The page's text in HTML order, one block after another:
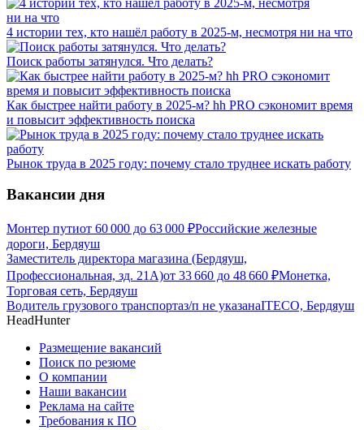
4 истории тех, кто нашёл работу в 2025-м, несмотря ни на что
Поиск работы затянулся. Что делать?
Как быстрее найти работу в 2025-м? hh PRO сэкономит время
и повысит эффективность поиска
Рынок труда в 2025 году: почему стало труднее искать работу
Вакансии дня
Монтер путиот 60 000 до 63 000 ₽Российские железные
дороги, Бердяуш
Заместитель директора магазина (Бердяуш,
Профессиональная, зд. 21А)от 33 660 до 48 660 ₽Монетка,
Торговая сеть, Бердяуш
Водитель грузового транспортаз/п не указанаITECO, Бердяуш
HeadHunter
Размещение вакансий
Поиск по резюме
О компании
Наши вакансии
Реклама на сайте
Требования к ПО